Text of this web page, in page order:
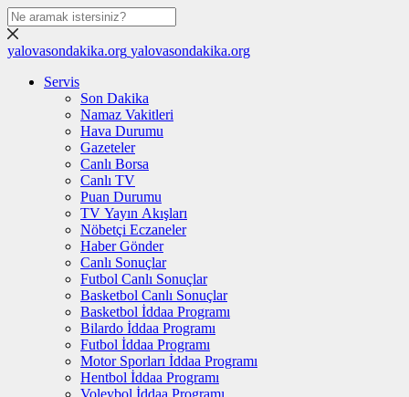
yalovasondakika.org yalovasondakika.org
Servis
Son Dakika
Namaz Vakitleri
Hava Durumu
Gazeteler
Canlı Borsa
Canlı TV
Puan Durumu
TV Yayın Akışları
Nöbetçi Eczaneler
Haber Gönder
Canlı Sonuçlar
Futbol Canlı Sonuçlar
Basketbol Canlı Sonuçlar
Basketbol İddaa Programı
Bilardo İddaa Programı
Futbol İddaa Programı
Motor Sporları İddaa Programı
Hentbol İddaa Programı
Voleybol İddaa Programı